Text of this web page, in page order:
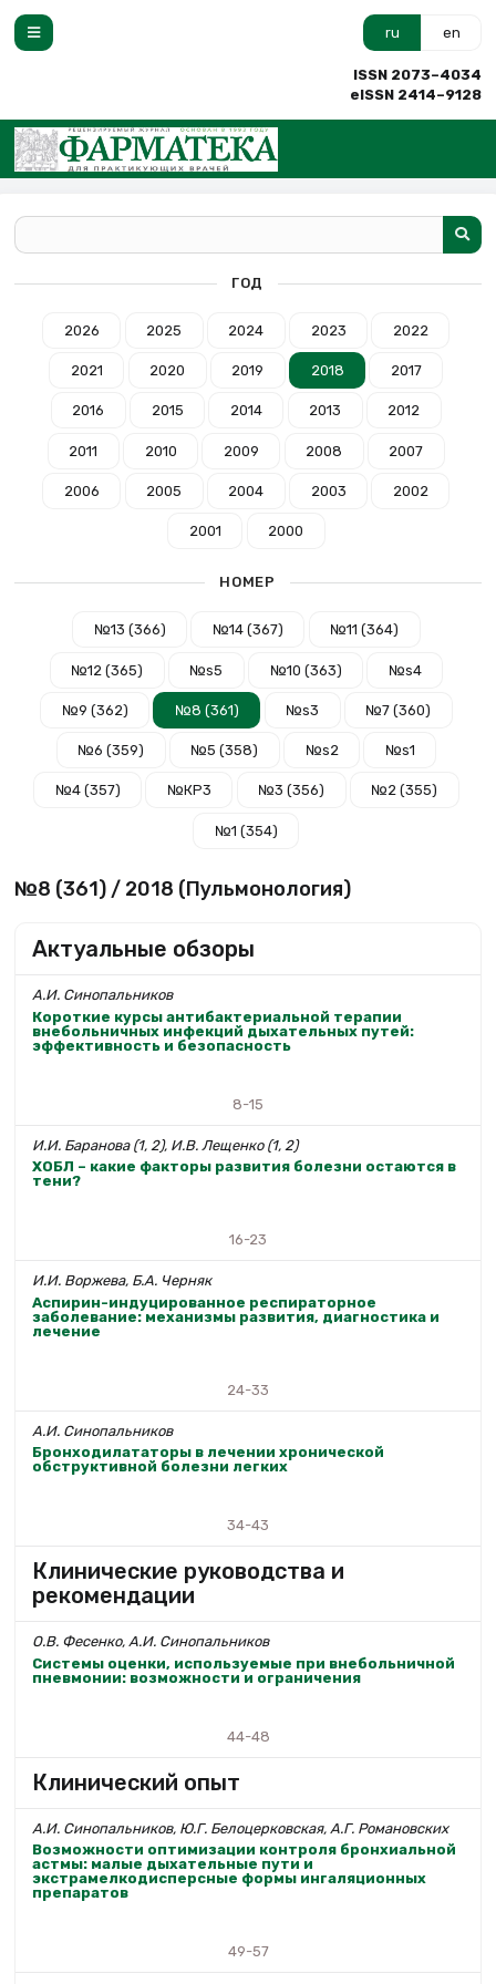
ru en
ISSN 2073–4034
eISSN 2414–9128
ГОД
2026 2025 2024 2023 2022
2021 2020 2019 2018 2017
2016 2015 2014 2013 2012
2011 2010 2009 2008 2007
2006 2005 2004 2003 2002
2001 2000
НОМЕР
№13 (366) №14 (367) №11 (364)
№12 (365) №s5 №10 (363) №s4
№9 (362) №8 (361) №s3 №7 (360)
№6 (359) №5 (358) №s2 №s1
№4 (357) №КР3 №3 (356) №2 (355)
№1 (354)
№8 (361) / 2018 (Пульмонология)
Актуальные обзоры
А.И. Синопальников
Короткие курсы антибактериальной терапии
внебольничных инфекций дыхательных путей:
эффективность и безопасность
8-15
И.И. Баранова (1, 2), И.В. Лещенко (1, 2)
ХОБЛ – какие факторы развития болезни остаются в
тени?
16-23
И.И. Воржева, Б.А. Черняк
Аспирин-индуцированное респираторное
заболевание: механизмы развития, диагностика и
лечение
24-33
А.И. Синопальников
Бронходилататоры в лечении хронической
обструктивной болезни легких
34-43
Клинические руководства и
рекомендации
О.В. Фесенко, А.И. Синопальников
Системы оценки, используемые при внебольничной
пневмонии: возможности и ограничения
44-48
Клинический опыт
А.И. Синопальников, Ю.Г. Белоцерковская, А.Г. Романовских
Возможности оптимизации контроля бронхиальной
астмы: малые дыхательные пути и
экстрамелкодисперсные формы ингаляционных
препаратов
49-57